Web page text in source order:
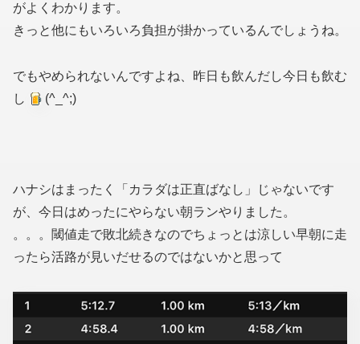
がよくわかります。
きっと他にもいろいろ負担が掛かっているんでしょうね。
でもやめられないんですよね、昨日も飲んだし今日も飲む
し
(^_^;)
ハナシはまったく「カラダは正直ばなし」じゃないです
が、今日はめったにやらない朝ランやりました。
。。。閾値走で敗北続きなのでちょっとは涼しい早朝に走
ったら活路が見いだせるのではないかと思って